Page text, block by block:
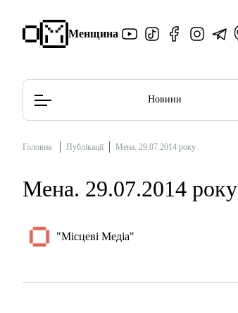
Менщина
Редакційна політика
Новини
Головна Публікації Мена. 29.07.2014 року
Мена. 29.07.2014 року
"Місцеві Медіа"